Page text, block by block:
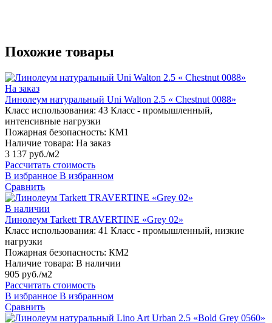
Похожие товары
На заказ
Линолеум натуральный Uni Walton 2.5 « Chestnut 0088»
Класс использования: 43 Класс - промышленный,
интенсивные нагрузки
Пожарная безопасность: КМ1
Наличие товара: На заказ
3 137 руб./м2
Рассчитать стоимость
В избранное В избранном
Сравнить
В наличии
Линолеум Tarkett TRAVERTINE «Grey 02»
Класс использования: 41 Класс - промышленный, низкие
нагрузки
Пожарная безопасность: КМ2
Наличие товара: В наличии
905 руб./м2
Рассчитать стоимость
В избранное В избранном
Сравнить